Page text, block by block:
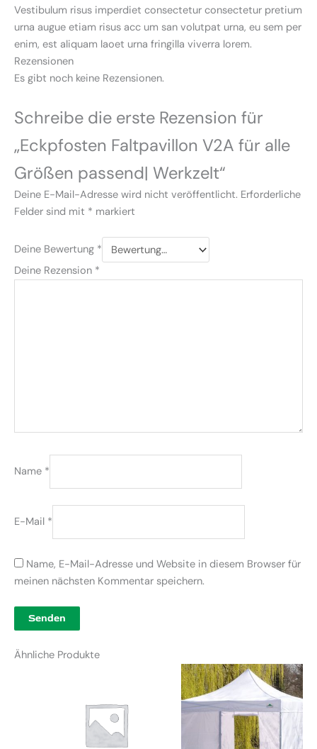
Vestibulum risus imperdiet consectetur consectetur pretium
urna augue etiam risus acc um san volutpat urna, eu sem per
enim, est aliquam laoet urna fringilla viverra lorem.
Rezensionen
Es gibt noch keine Rezensionen.
Schreibe die erste Rezension für
„Eckpfosten Faltpavillon V2A für alle
Größen passend| Werkzelt“
Deine E-Mail-Adresse wird nicht veröffentlicht. Erforderliche
Felder sind mit * markiert
Deine Bewertung *
Deine Rezension *
Name *
E-Mail *
Name, E-Mail-Adresse und Website in diesem Browser für
meinen nächsten Kommentar speichern.
Ähnliche Produkte
75,00 €
bis
95,00 €
Dieses
Produkt
weist
mehrere
Varianten